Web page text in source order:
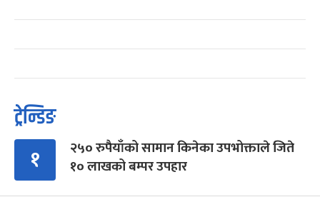
ट्रेन्डिङ
१
२५० रुपैयाँको सामान किनेका उपभोक्ताले जिते
१० लाखको बम्पर उपहार